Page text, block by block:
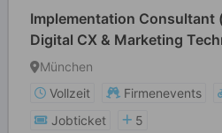
Implementation Consultant
Digital CX & Marketing
München
Vollzeit
Firmenevents
Jobticket
5